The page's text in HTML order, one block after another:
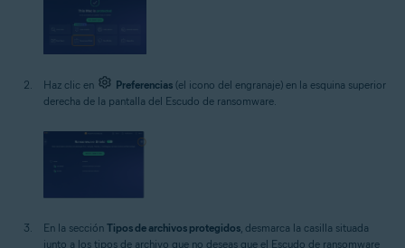
Haz clic en Preferencias (el icono del engranaje) en la esquina superior
derecha de la pantalla del Escudo de ransomware.
En la sección Tipos de archivos protegidos, desmarca la casilla situada
junto a los tipos de archivo que no deseas que el Escudo de ransomware